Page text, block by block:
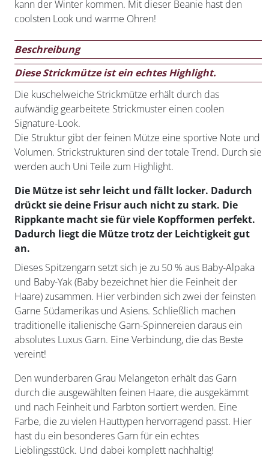
kann der Winter kommen. Mit dieser Beanie hast den
coolsten Look und warme Ohren!
Beschreibung
Diese Strickmütze ist ein echtes Highlight.
Die kuschelweiche Strickmütze erhält durch das
aufwändig gearbeitete Strickmuster einen coolen
Signature-Look.
Die Struktur gibt der feinen Mütze eine sportive Note und
Volumen. Strickstrukturen sind der totale Trend. Durch sie
werden auch Uni Teile zum Highlight.
Die Mütze ist sehr leicht und fällt locker. Dadurch
drückt sie deine Frisur auch nicht zu stark. Die
Rippkante macht sie für viele Kopfformen perfekt.
Dadurch liegt die Mütze trotz der Leichtigkeit gut
an.
Dieses Spitzengarn setzt sich je zu 50 % aus Baby-Alpaka
und Baby-Yak (Baby bezeichnet hier die Feinheit der
Haare) zusammen. Hier verbinden sich zwei der feinsten
Garne Südamerikas und Asiens. Schließlich machen
traditionelle italienische Garn-Spinnereien daraus ein
absolutes Luxus Garn. Eine Verbindung, die das Beste
vereint!
Den wunderbaren Grau Melangeton erhält das Garn
durch die ausgewählten feinen Haare, die ausgekämmt
und nach Feinheit und Farbton sortiert werden. Eine
Farbe, die zu vielen Hauttypen hervorragend passt. Hier
hast du ein besonderes Garn für ein echtes
Lieblingsstück. Und dabei komplett nachhaltig!